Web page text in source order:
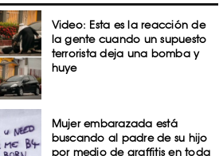
Video: Esta es la reacción de
la gente cuando un supuesto
terrorista deja una bomba y
huye
Mujer embarazada está
buscando al padre de su hijo
por medio de graffitis en toda